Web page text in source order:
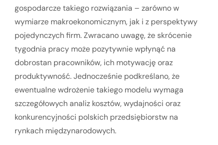
gospodarcze takiego rozwiązania – zarówno w
wymiarze makroekonomicznym, jak i z perspektywy
pojedynczych firm. Zwracano uwagę, że skrócenie
tygodnia pracy może pozytywnie wpłynąć na
dobrostan pracowników, ich motywację oraz
produktywność. Jednocześnie podkreślano, że
ewentualne wdrożenie takiego modelu wymaga
szczegółowych analiz kosztów, wydajności oraz
konkurencyjności polskich przedsiębiorstw na
rynkach międzynarodowych.